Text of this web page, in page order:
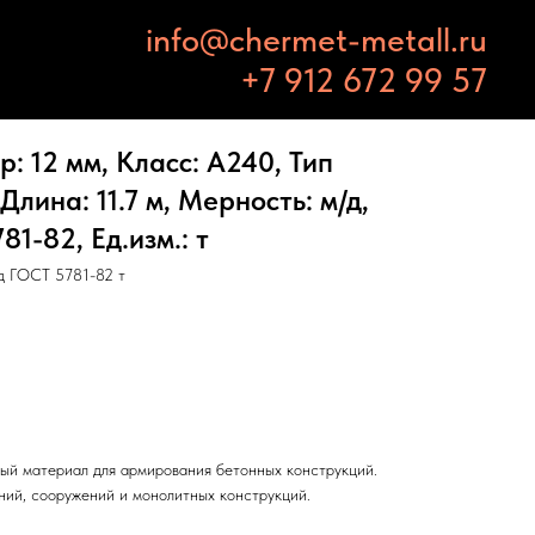
info@chermet-metall.ru
+7 912 672 99 57
12 мм, Класс: А240, Тип
11.7 м, Мерность: м/д,
82, Ед.изм.: т
ГОСТ 5781-82 т
материал для армирования бетонных конструкций.
сооружений и монолитных конструкций.